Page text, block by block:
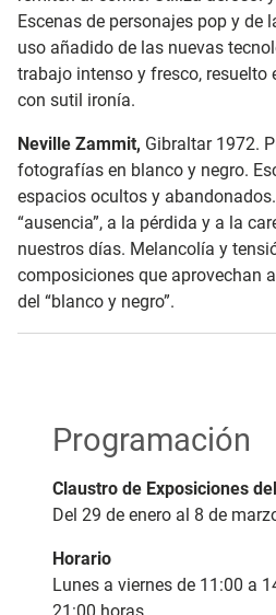
Escenas de personajes pop y de
uso añadido de las nuevas
trabajo intenso y fresco, resuelto
con sutil ironía.
Neville Zammit, Gibraltar 1972.
fotografías en blanco y negro.
espacios ocultos y
“ausencia”, a la pérdida y a la
nuestros días. Melancolía y
composiciones que aprovechan
del “blanco y negro”.
Programación
Claustro de Exposiciones
Del 29 de enero al 8 de
Horario
Lunes a viernes de 11:00 a